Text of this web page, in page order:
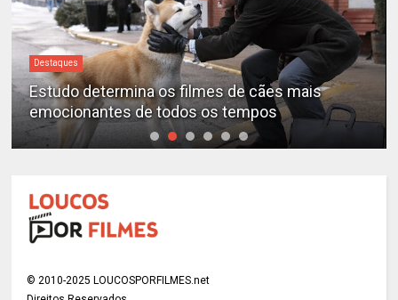
Destaques
Estudo determina os filmes de cães mais
emocionantes de todos os tempos
© 2010-2025 LOUCOSPORFILMES.net